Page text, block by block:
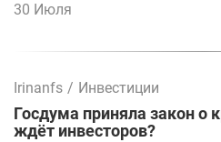
30 Июля
Irinanfs / Инвестиции
Госдума приняла закон о
ждёт инвесторов?